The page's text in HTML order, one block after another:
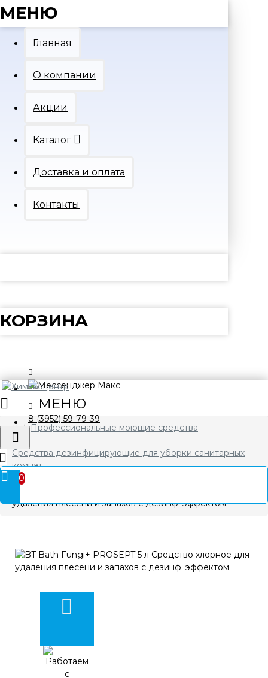
МЕНЮ
Главная
О компании
Акции
Каталог
Доставка и оплата
Контакты
КОРЗИНА
8 (3952) 59-79-39
0
Профессиональные моющие средства
Средства дезинфицирующие для уборки санитарных
комнат
удаления плесени и запахов с дезинф. эффектом